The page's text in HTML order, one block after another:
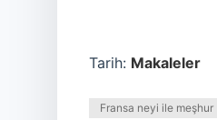
Tarih: Makaleler
Fransa neyi ile meşhur